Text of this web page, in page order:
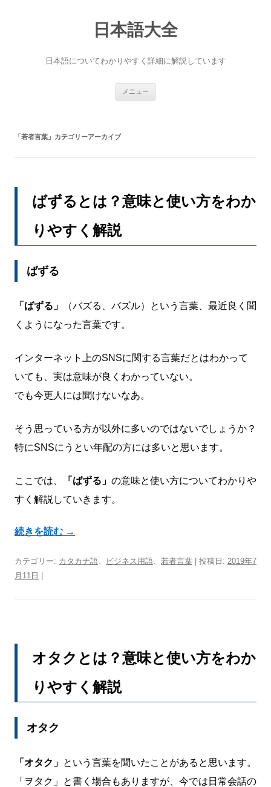
日本語大全
日本語についてわかりやすく詳細に解説しています
メニュー
「若者言葉 」カテゴリーアーカイブ
ばずるとは？意味と使い方をわか
りやすく解説
ばずる
「ばずる」
（バズる、バズル）という言葉、最近良く聞
くようになった言葉です。
インターネット上のSNSに関する言葉だとはわかって
いても、実は意味が良くわかっていない。
でも今更人には聞けないなあ。
そう思っている方が以外に多いのではないでしょうか？
特にSNSにうとい年配の方には多いと思います。
ここでは、 「ばずる」 の意味と使い方についてわかりや
すく解説していきます。
続きを読む →
カテゴリー: カタカナ語、 ビジネス用語、 若者言葉 | 投稿日: 2019年7
月11日
オタクとは？意味と使い方をわか
りやすく解説
オタク
「オタク」 という言葉を聞いたことがあると思います。
「ヲタク」と書く場合もありますが、今では日常会話の